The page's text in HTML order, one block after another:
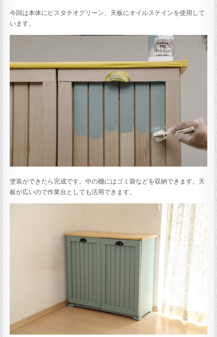
今回は本体にピスタチオグリーン、天板にオイルステインを使用して
います。
塗装ができたら完成です。中の棚にはゴミ袋などを収納できます。天
板が広いので作業台としても活用できます。